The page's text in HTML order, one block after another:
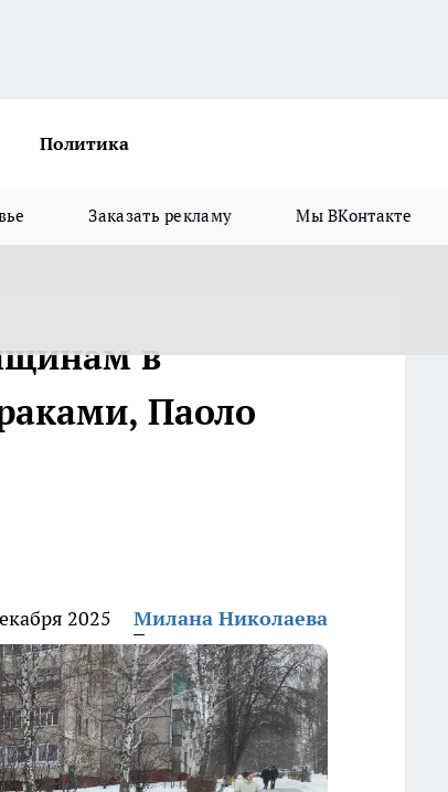
Политика
Заказать рекламу Мы ВКонтакте
в
Паоло
2025 Милана Николаева